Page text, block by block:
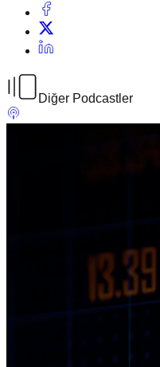
Diğer Podcastler